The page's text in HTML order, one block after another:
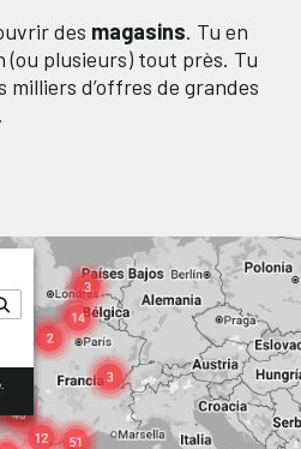
des magasins. Tu en
plusieurs) tout près. Tu
milliers d’offres de grandes